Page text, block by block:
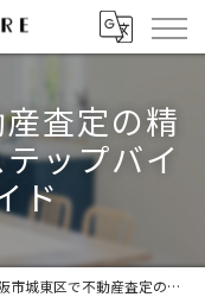
査定の精
ップバイ
ド
東区で不動産査定の精度を高めるためのステップバイステップガイド